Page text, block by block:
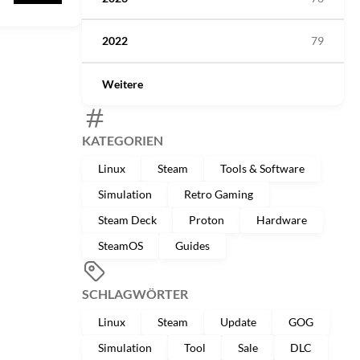
2022 79
Weitere
KATEGORIEN
Linux Steam
Tools & Software
Simulation
Retro Gaming
Steam Deck
Proton
Hardware
SteamOS
Guides
SCHLAGWÖRTER
Linux Steam Update
GOG
Simulation
Tool Sale DLC